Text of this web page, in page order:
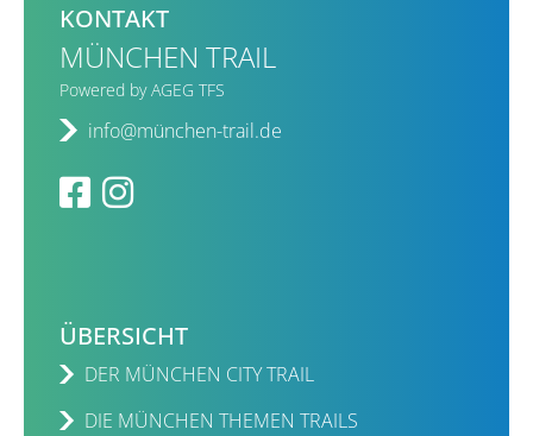
KONTAKT
MÜNCHEN TRAIL
Powered by AGEG TFS
info@münchen-trail.de
ÜBERSICHT
DER MÜNCHEN CITY TRAIL
DIE MÜNCHEN THEMEN TRAILS